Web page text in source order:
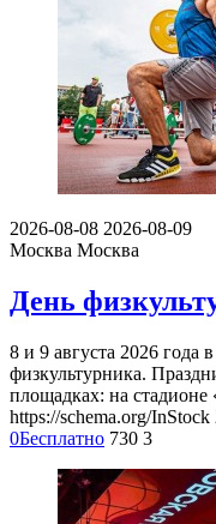
2026-08-08 2026-08-09
Москва Москва
День
8 и 9 августа 2026 года
физкультурника.
площадках: на
https://schema.org/InStock
0Бесплатно 730 3